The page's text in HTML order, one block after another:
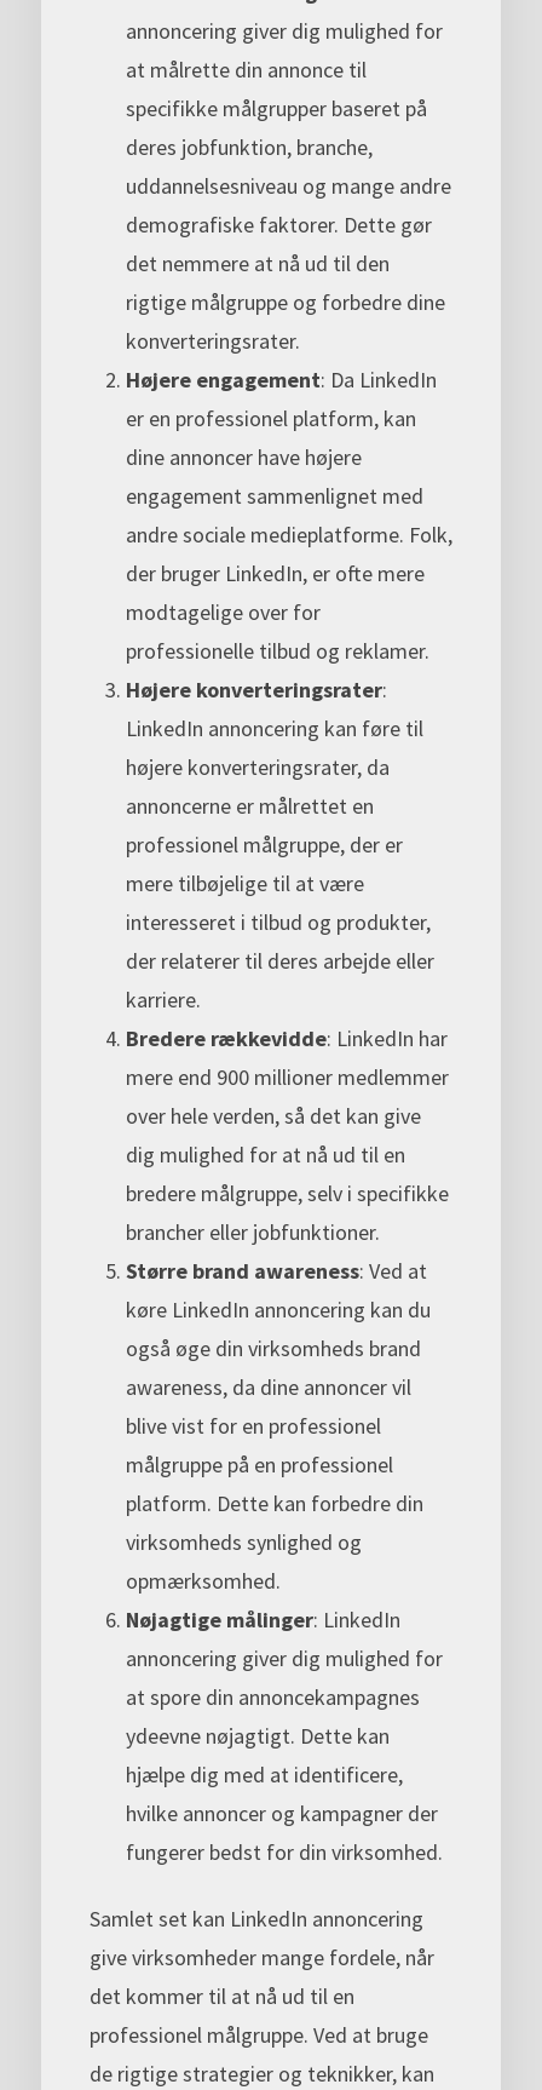
annoncering giver dig mulighed for
at målrette din annonce til
specifikke målgrupper baseret på
deres jobfunktion, branche,
uddannelsesniveau og mange andre
demografiske faktorer. Dette gør
det nemmere at nå ud til den
rigtige målgruppe og forbedre dine
konverteringsrater.
Højere engagement: Da LinkedIn
er en professionel platform, kan
dine annoncer have højere
engagement sammenlignet med
andre sociale medieplatforme. Folk,
der bruger LinkedIn, er ofte mere
modtagelige over for
professionelle tilbud og reklamer.
Højere konverteringsrater:
LinkedIn annoncering kan føre til
højere konverteringsrater, da
annoncerne er målrettet en
professionel målgruppe, der er
mere tilbøjelige til at være
interesseret i tilbud og produkter,
der relaterer til deres arbejde eller
karriere.
Bredere rækkevidde: LinkedIn har
mere end 900 millioner medlemmer
over hele verden, så det kan give
dig mulighed for at nå ud til en
bredere målgruppe, selv i specifikke
brancher eller jobfunktioner.
Større brand awareness: Ved at
køre LinkedIn annoncering kan du
også øge din virksomheds brand
awareness, da dine annoncer vil
blive vist for en professionel
målgruppe på en professionel
platform. Dette kan forbedre din
virksomheds synlighed og
opmærksomhed.
Nøjagtige målinger: LinkedIn
annoncering giver dig mulighed for
at spore din annoncekampagnes
ydeevne nøjagtigt. Dette kan
hjælpe dig med at identificere,
hvilke annoncer og kampagner der
fungerer bedst for din virksomhed.
Samlet set kan LinkedIn annoncering
give virksomheder mange fordele, når
det kommer til at nå ud til en
professionel målgruppe. Ved at bruge
de rigtige strategier og teknikker, kan